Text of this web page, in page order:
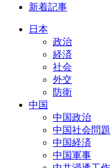
新着記事
日本
政治
経済
社会
外交
防衛
中国
中国政治
中国社会問題
中国経済
中国軍事